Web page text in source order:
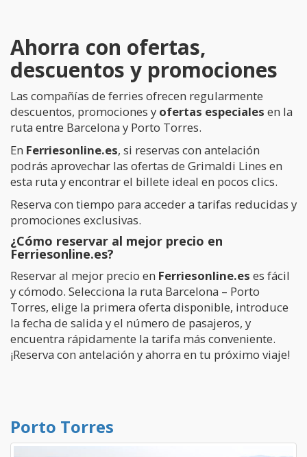
Ahorra con ofertas,
descuentos y promociones
Las compañías de ferries ofrecen regularmente
descuentos, promociones y ofertas especiales en la
ruta entre Barcelona y Porto Torres.
En Ferriesonline.es, si reservas con antelación
podrás aprovechar las ofertas de Grimaldi Lines en
esta ruta y encontrar el billete ideal en pocos clics.
Reserva con tiempo para acceder a tarifas reducidas y
promociones exclusivas.
¿Cómo reservar al mejor precio en
Ferriesonline.es?
Reservar al mejor precio en Ferriesonline.es es fácil
y cómodo. Selecciona la ruta Barcelona – Porto
Torres, elige la primera oferta disponible, introduce
la fecha de salida y el número de pasajeros, y
encuentra rápidamente la tarifa más conveniente.
¡Reserva con antelación y ahorra en tu próximo viaje!
Porto Torres